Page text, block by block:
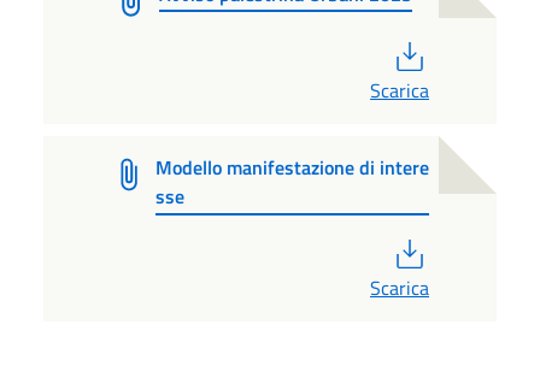
Scarica
Modello manifestazione di intere
sse
Scarica